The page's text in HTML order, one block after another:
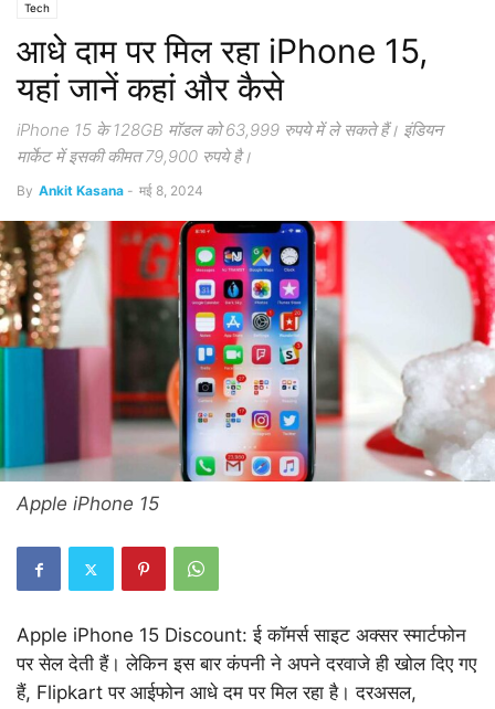
Tech
आधे दाम पर मिल रहा iPhone 15,
यहां जानें कहां और कैसे
iPhone 15 के 128GB मॉडल को 63,999 रुपये में ले सकते हैं। इंडियन
मार्केट में इसकी कीमत 79,900 रुपये है।
By Ankit Kasana - मई 8, 2024
Apple iPhone 15
Apple iPhone 15 Discount: ई कॉमर्स साइट अक्सर स्मार्टफोन
पर सेल देती हैं। लेकिन इस बार कंपनी ने अपने दरवाजे ही खोल दिए गए
हैं, Flipkart पर आईफोन आधे दम पर मिल रहा है। दरअसल,